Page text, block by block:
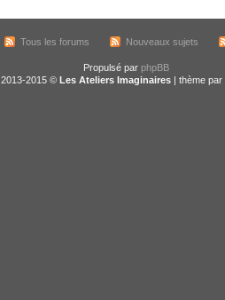
Tous les forums Nouveaux sujets
Propulsé par phpBB
2013-2015 © Les Ateliers Imaginaires | thème par